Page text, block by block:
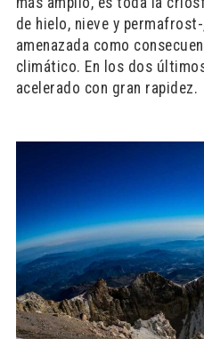
de hielo, nieve y
amenazada como
climático. En los dos
acelerado con gran rapidez.